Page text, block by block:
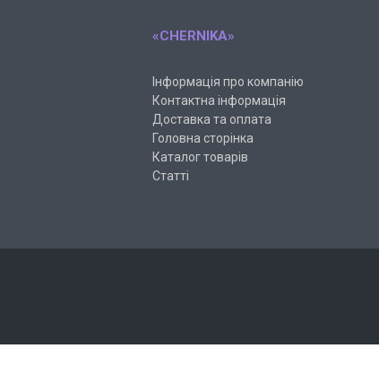
«CHERNIKA»
Інформація про компанію
Контактна інформація
Доставка та оплата
Головна сторінка
Каталог товарів
Статті